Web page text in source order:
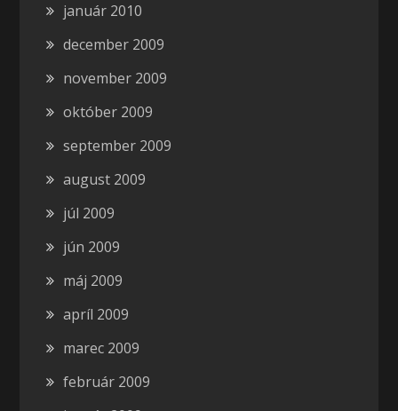
január 2010
december 2009
november 2009
október 2009
september 2009
august 2009
júl 2009
jún 2009
máj 2009
apríl 2009
marec 2009
február 2009